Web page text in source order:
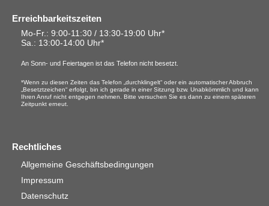
Erreichbarkeitszeiten
Mo-Fr.: 9:00-11:30 / 13:30-19:00 Uhr*
Sa.: 13:00-14:00 Uhr*
An Sonn- und Feiertagen ist das Telefon nicht besetzt.
*Wenn zu diesen Zeiten das Telefon „durchklingelt“ oder ein automatischer Abbruch
„Besetztzeichen“ erfolgt, bin ich gerade in einer Sitzung bzw. Unabkömmlich und kann
Ihren Anruf nicht entgegen nehmen. Bitte versuchen Sie es dann zu einem späteren
Zeitpunkt erneut.
Rechtliches
Allgemeine Geschäftsbedingungen
Impressum
Datenschutz